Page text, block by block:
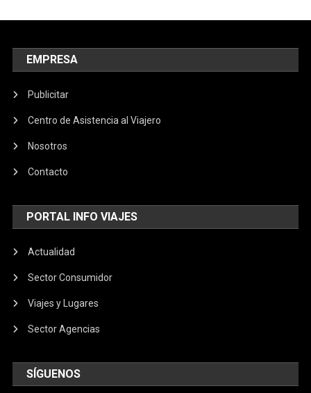
EMPRESA
Publicitar
Centro de Asistencia al Viajero
Nosotros
Contacto
PORTAL INFO VIAJES
Actualidad
Sector Consumidor
Viajes y Lugares
Sector Agencias
SÍGUENOS